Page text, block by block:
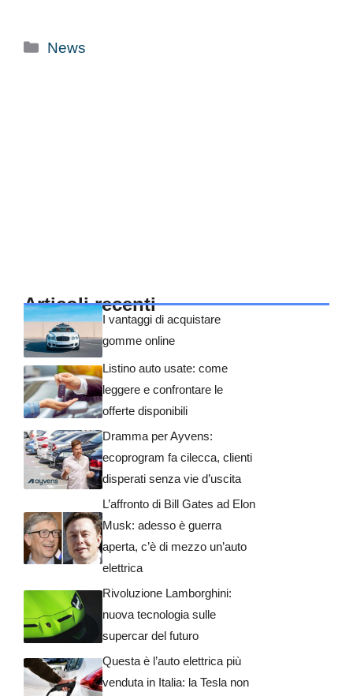
Categorie
News
Articoli recenti
I vantaggi di acquistare
gomme online
Listino auto usate: come
leggere e confrontare le
offerte disponibili
Dramma per Ayvens:
ecoprogram fa cilecca, clienti
disperati senza vie d’uscita
L’affronto di Bill Gates ad Elon
Musk: adesso è guerra
aperta, c’è di mezzo un’auto
elettrica
Rivoluzione Lamborghini:
nuova tecnologia sulle
supercar del futuro
Questa è l’auto elettrica più
venduta in Italia: la Tesla non